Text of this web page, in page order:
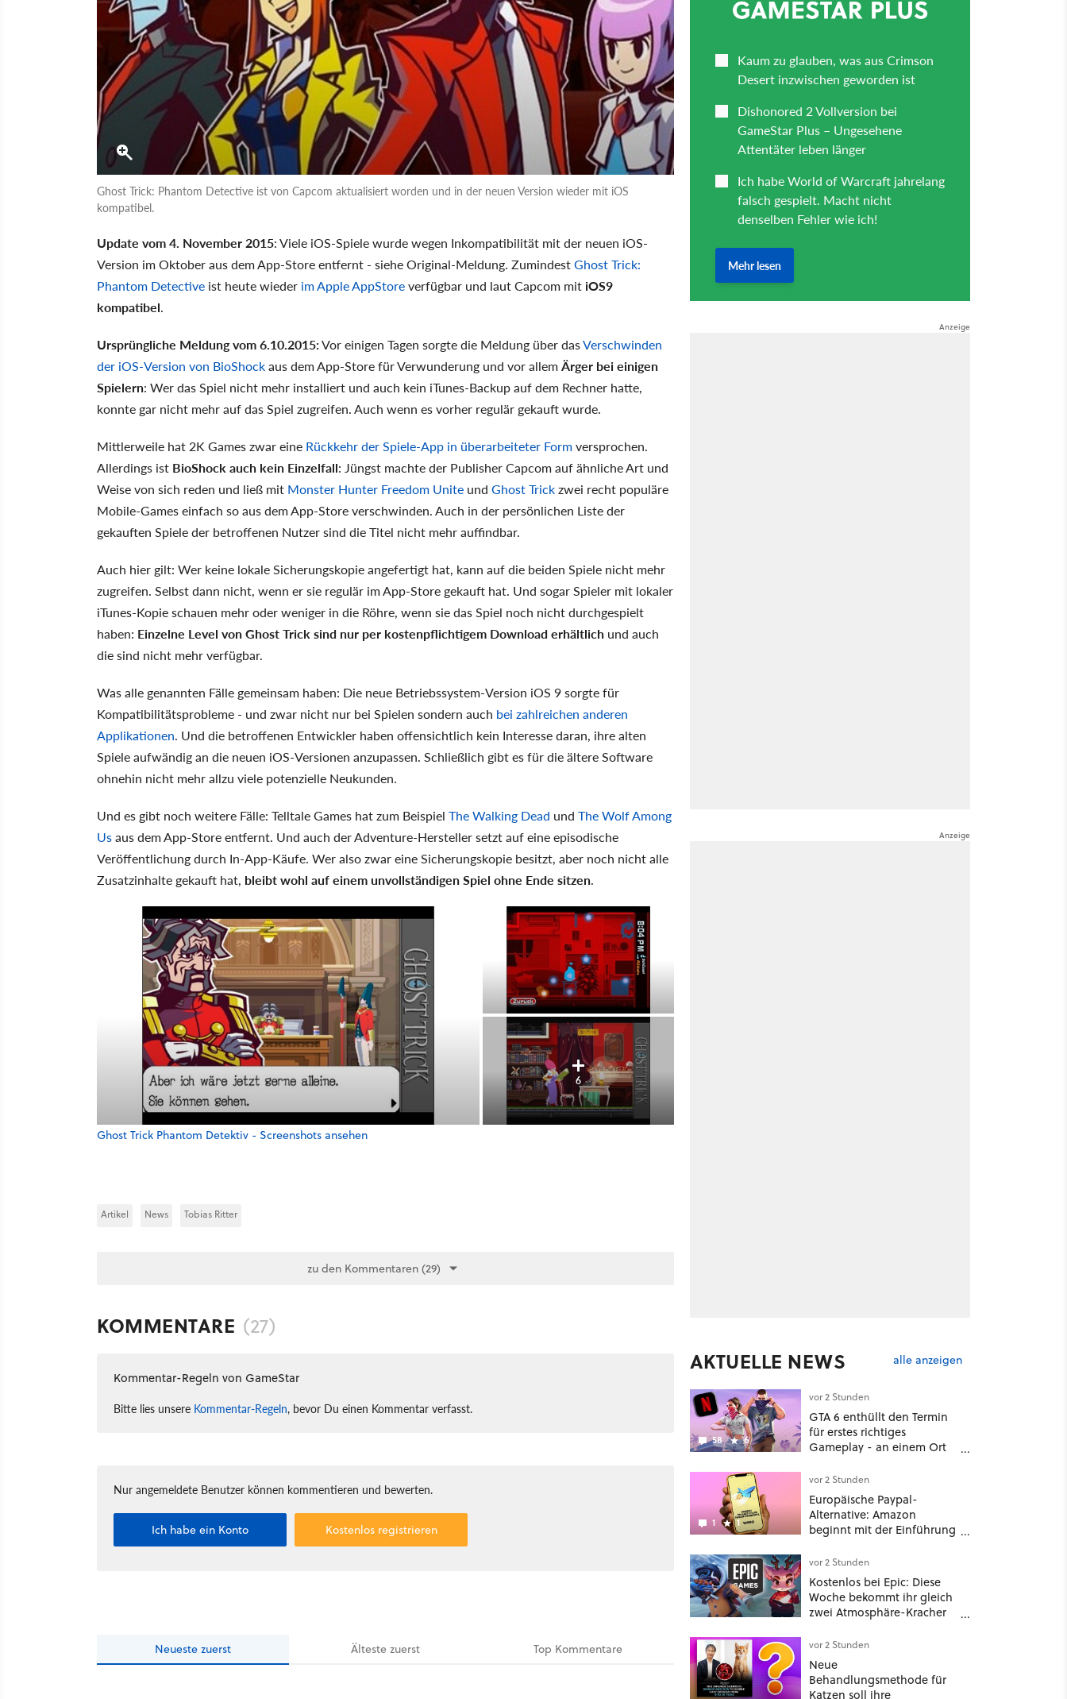
Ghost Trick: Phantom Detective ist von Capcom aktualisiert worden und in der neuen Version wieder mit iOS
kompatibel.
Update vom 4. November 2015: Viele iOS-Spiele wurde wegen Inkompatibilität mit der neuen iOS-
Version im Oktober aus dem App-Store entfernt - siehe Original-Meldung. ZumindestGhost Trick:
Phantom Detective ist heute wieder im Apple AppStoreverfügbar und laut Capcom mit iOS9
kompatibel.
Ursprüngliche Meldung vom 6.10.2015:Vor einigen Tagen sorgte die Meldung über dasVerschwinden
der iOS-Version von BioShockaus dem App-Store für Verwunderung und vor allemÄrger bei einigen
Spielern: Wer das Spiel nicht mehr installiert und auch kein iTunes-Backup auf dem Rechner hatte,
konnte gar nicht mehr auf das Spiel zugreifen. Auch wenn es vorher regulär gekauft wurde.
Mittlerweile hat 2K Games zwar eine Rückkehr der Spiele-App in überarbeiteter Formversprochen.
Allerdings ist BioShock auch kein Einzelfall: Jüngst machte der Publisher Capcom auf ähnliche Art und
Weise von sich reden und ließ mit Monster Hunter Freedom Unite und Ghost Trickzwei recht populäre
Mobile-Games einfach so aus dem App-Store verschwinden. Auch in der persönlichen Liste der
gekauften Spiele der betroffenen Nutzer sind die Titel nicht mehr auffindbar.
Auch hier gilt: Wer keine lokale Sicherungskopie angefertigt hat, kann auf die beiden Spiele nicht mehr
zugreifen. Selbst dann nicht, wenn er sie regulär im App-Store gekauft hat. Und sogar Spieler mit lokaler
iTunes-Kopie schauen mehr oder weniger in die Röhre, wenn sie das Spiel noch nicht durchgespielt
haben: Einzelne Level von Ghost Trick sind nur per kostenpflichtigem Download erhältlich und auch
die sind nicht mehr verfügbar.
Was alle genannten Fälle gemeinsam haben: Die neue Betriebssystem-Version iOS 9 sorgte für
Kompatibilitätsprobleme - und zwar nicht nur bei Spielen sondern auch bei zahlreichen anderen
Applikationen. Und die betroffenen Entwickler haben offensichtlich kein Interesse daran, ihre alten
Spiele aufwändig an die neuen iOS-Versionen anzupassen. Schließlich gibt es für die ältere Software
ohnehin nicht mehr allzu viele potenzielle Neukunden.
Und es gibt noch weitere Fälle: Telltale Games hat zum Beispiel The Walking Dead und The Wolf Among
Usaus dem App-Store entfernt. Und auch der Adventure-Hersteller setzt auf eine episodische
Veröffentlichung durch In-App-Käufe. Wer also zwar eine Sicherungskopie besitzt, aber noch nicht alle
Zusatzinhalte gekauft hat, bleibt wohl auf einem unvollständigen Spiel ohne Ende sitzen.
6
Ghost Trick Phantom Detektiv - Screenshots ansehen
Artikel News Tobias Ritter
zu den Kommentaren (29)
KOMMENTARE (27)
Kommentar-Regeln von GameStar
Bitte lies unsere Kommentar-Regeln, bevor Du einen Kommentar verfasst.
Nur angemeldete Benutzer können kommentieren und bewerten.
Ich habe ein Konto Kostenlos registrieren
Neueste zuerst Ältestezuerst Top Kommentare
AKTUELLE NEWS alle anzeigen
58 6
vor 2 Stunden
GTA 6 enthüllt den Termin
für erstes richtiges
Gameplay - an einem Ort
gerechnet hatte
1 1
vor 2 Stunden
Europäische Paypal-
Alternative: Amazon
beginnt mit der Einführung
vor 2 Stunden
Kostenlos bei Epic: Diese
Woche bekommt ihr gleich
zwei Atmosphäre-Kracher
vor 2 Stunden
Neue
Behandlungsmethode für
Katzen soll ihre